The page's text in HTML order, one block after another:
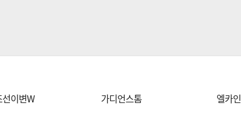
이변W 가디언스톰 엘카인